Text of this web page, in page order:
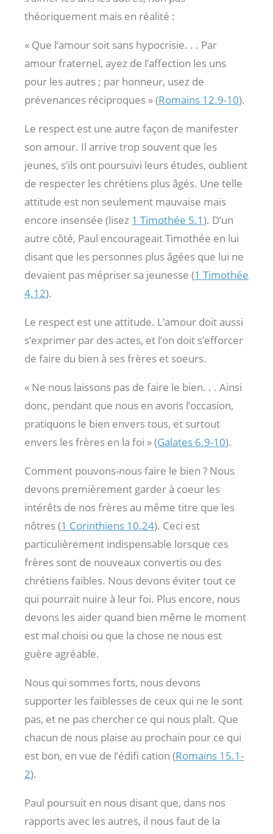
théoriquement mais en réalité :
« Que l’amour soit sans hypocrisie. . . Par
amour fraternel, ayez de l’affection les uns
pour les autres ; par honneur, usez de
prévenances réciproques » (Romains 12.9-10).
Le respect est une autre façon de manifester
son amour. Il arrive trop souvent que les
jeunes, s’ils ont poursuivi leurs études, oublient
de respecter les chrétiens plus âgés. Une telle
attitude est non seulement mauvaise mais
encore insensée (lisez 1 Timothée 5.1). D’un
autre côté, Paul encourageait Timothée en lui
disant que les personnes plus âgées que lui ne
devaient pas mépriser sa jeunesse (1 Timothée
4.12).
Le respect est une attitude. L’amour doit aussi
s’exprimer par des actes, et l’on doit s’efforcer
de faire du bien à ses frères et soeurs.
« Ne nous laissons pas de faire le bien. . . Ainsi
donc, pendant que nous en avons l’occasion,
pratiquons le bien envers tous, et surtout
envers les frères en la foi » (Galates 6.9-10).
Comment pouvons-nous faire le bien ? Nous
devons premièrement garder à coeur les
intérêts de nos frères au même titre que les
nôtres (1 Corinthiens 10.24). Ceci est
particulièrement indispensable lorsque ces
frères sont de nouveaux convertis ou des
chrétiens faibles. Nous devons éviter tout ce
qui pourrait nuire à leur foi. Plus encore, nous
devons les aider quand bien même le moment
est mal choisi ou que la chose ne nous est
guère agréable.
Nous qui sommes forts, nous devons
supporter les faiblesses de ceux qui ne le sont
pas, et ne pas chercher ce qui nous plaît. Que
chacun de nous plaise au prochain pour ce qui
est bon, en vue de l’édifi cation (Romains 15.1-
2).
Paul poursuit en nous disant que, dans nos
rapports avec les autres, il nous faut de la